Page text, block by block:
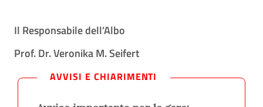
Il Responsabile dell’Albo
Prof. Dr. Veronika M. Seifert
AVVISI E CHIARIMENTI